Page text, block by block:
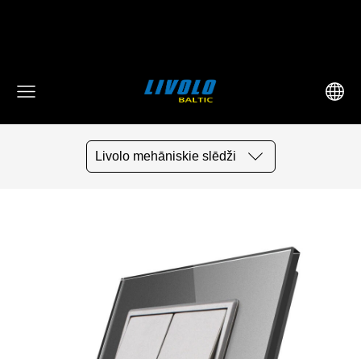
Livolo mehāniskie slēdži